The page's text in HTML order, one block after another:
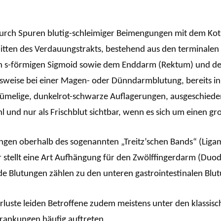
Spuren blutig-schleimiger Beimengungen mit dem
des Verdauungstrakts, bestehend aus den
s-förmigen Sigmoid sowie dem Enddarm (Rektum) und
bei einer Magen- oder Dünndarmblutung, bereits
dunkelrot-schwarze Auflagerungen,
und nur als Frischblut sichtbar, wenn es sich um einen
oberhalb des sogenannten „Treitz’schen Bands“
eine Art Aufhängung für den Zwölffingerdarm
Blutungen zählen zu den unteren gastrointestinalen
leiden Betroffene zudem meistens unter den